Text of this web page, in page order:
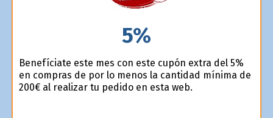
5%
Benefíciate este mes con este cupón extra del 5%
en compras de por lo menos la cantidad mínima de
200€ al realizar tu pedido en esta web.